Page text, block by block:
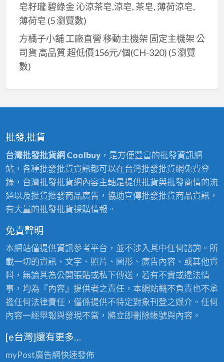
皂籽瓏 碧綠金 沁涼茶皂,涼皂, 茶皂, 薄荷涼皂,
薄荷皂 (5 瀏覽數)
方橘子小舖 工廠直營 移動主機架 固定主機架 公
司貨 高品質 超低價156元/個(CH-320) (5 瀏覽
數)
批發,批貨
台灣批發批貨網 Coolbuy，是方便豐富的批發資訊網
站，各種批發批貨資訊都可以在台灣批發批貨網免費登
錄，台灣批發批貨網內容主軸是提供批貨與批發商情的流
通以及批貨批發商品廣告，協助宣傳批發批貨商品資訊，
有大量的批發批貨採購情報。
免責聲明
本網站僅提供資訊參考平台，並不涉入其中任何諮詢。所
載一切的資訊、文字、照片、圖形、廣告內容、或其他資
料，無論其為公開張貼或私下傳送，若有不實或違法情
事，均為『內容』提供者之責任，本網站概不負責也不承
擔任何法律責任，僅係提供不特定對象刊登之媒介。任何
內容一經舉報與發現不當，將立即刪除帳號與內容。
[e台灣]還有更多…
myPost廣告網快速發佈